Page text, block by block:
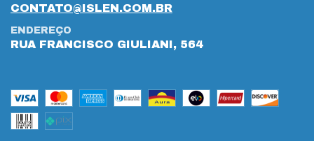
CONTATO@ISLEN.COM.BR
ENDEREÇO
RUA FRANCISCO GIULIANI, 564